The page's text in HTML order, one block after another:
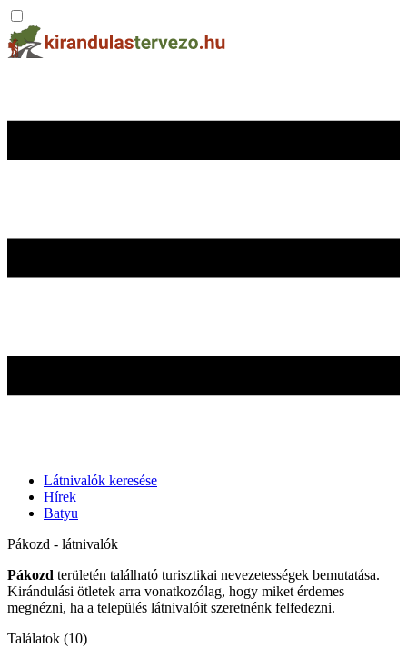
Látnivalók keresése
Hírek
Batyu
Pákozd - látnivalók
Pákozd területén található turisztikai nevezetességek bemutatása.
Kirándulási ötletek arra vonatkozólag, hogy miket érdemes
megnézni, ha a település látnivalóit szeretnénk felfedezni.
Találatok (10)